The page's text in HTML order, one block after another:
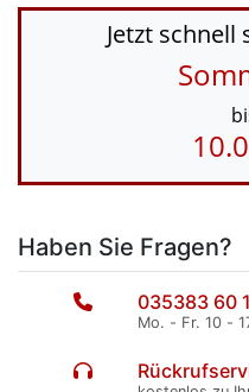
Jetzt schnell
Haben Sie Fragen?
035383 60
Mo. - Fr. 10 -